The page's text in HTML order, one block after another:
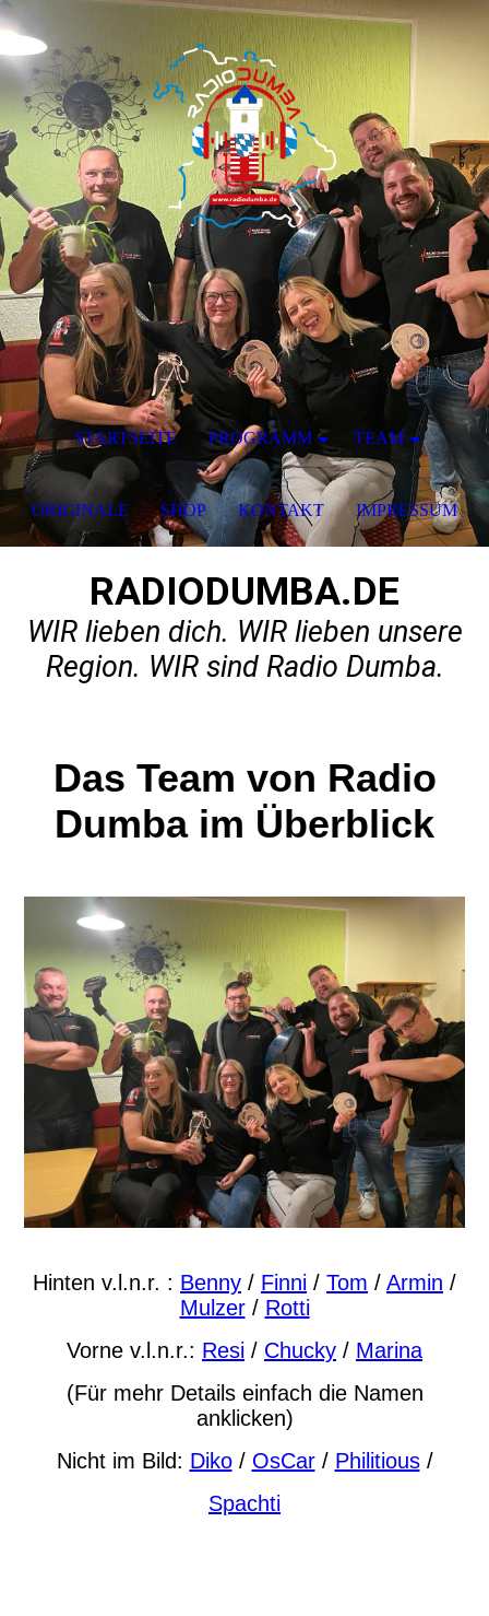
RADIODUMBA.DE
WIR lieben dich. WIR lieben unsere
Region. WIR sind Radio Dumba.
Das Team von Radio
Dumba im Überblick
Hinten v.l.n.r. : Benny / Finni / Tom / Armin /
Mulzer/ Rotti
Vorne v.l.n.r.: Resi / Chucky / Marina
(Für mehr Details einfach die Namen
anklicken)
Nicht im Bild: Diko/ OsCar/ Philitious/
Spachti
STARTSEITE PROGRAMM TEAM
ORIGINALE SHOP KONTAKT IMPRESSUM